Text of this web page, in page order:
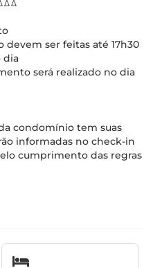
devem ser feitas até 17h30
dia
será realizado no dia
condomínio tem suas
informadas no check-in
cumprimento das regras